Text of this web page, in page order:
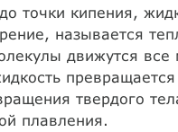
точки кипения,
называется
движутся все
твердого
плавления.